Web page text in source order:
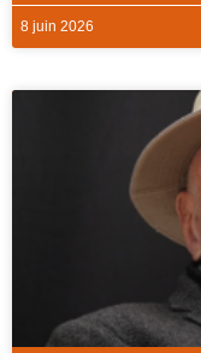
8 juin 2026